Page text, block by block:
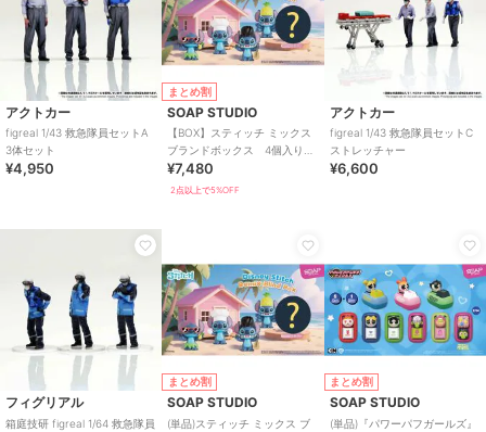
アクトカー
figreal 1/43 救急隊員セットA
3体セット
¥4,950
まとめ割
SOAP STUDIO
【BOX】スティッチ ミックス
ブランドボックス 4個入り
BOX
¥7,480
2点以上で5%OFF
アクトカー
figreal 1/43 救急隊員セットC
ストレッチャー
¥6,600
フィグリアル
箱庭技研 figreal 1/64 救急隊員
まとめ割
SOAP STUDIO
(単品)スティッチ ミックス ブ
まとめ割
SOAP STUDIO
(単品)『パワーパフガールズ』